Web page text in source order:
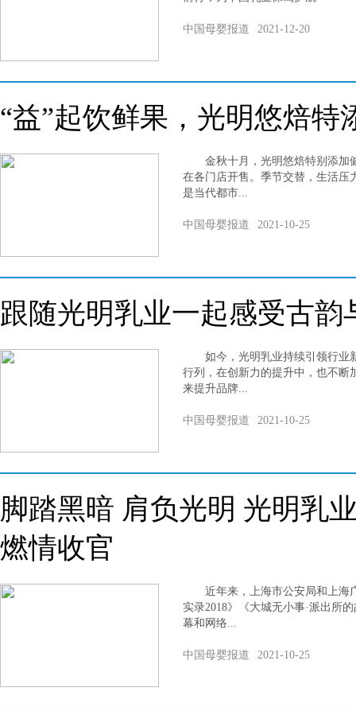
中国母婴报道 2021-12-20
“益”起饮鲜果，光明悠焙特
金秋十月，光明悠焙特别添加
在各门店开售。季节交替，生活压
是当代都市...
中国母婴报道 2021-10-25
跟随光明乳业一起感受古韵
如今，光明乳业持续引领行业
行列，在创新力的提升中，也不断
来提升品牌...
中国母婴报道 2021-10-25
脚踏黑暗 肩负光明 光明乳
燃情收官
近年来，上海市公安局和上海
实录2018》《大城无小事·派出所
幕和网络...
中国母婴报道 2021-10-25